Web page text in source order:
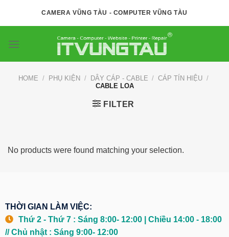
CAMERA VŨNG TÀU - COMPUTER VŨNG TÀU
HOME / PHỤ KIỆN / DÂY CÁP - CABLE / CÁP TÍN HIỆU /
CABLE LOA
FILTER
No products were found matching your selection.
THỜI GIAN LÀM VIỆC:
Thứ 2 - Thứ 7 : Sáng 8:00- 12:00 | Chiều 14:00 - 18:00
// Chủ nhật : Sáng 9:00- 12:00